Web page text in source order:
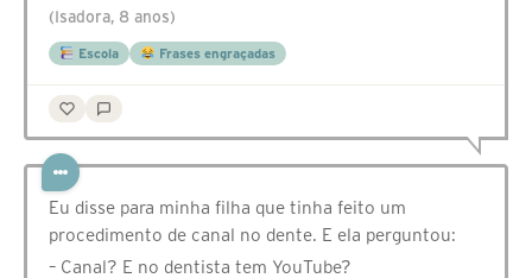
(Isadora, 8 anos)
Escola Frases engraçadas
Eu disse para minha filha que tinha feito um
procedimento de canal no dente. E ela perguntou:
– Canal? E no dentista tem YouTube?